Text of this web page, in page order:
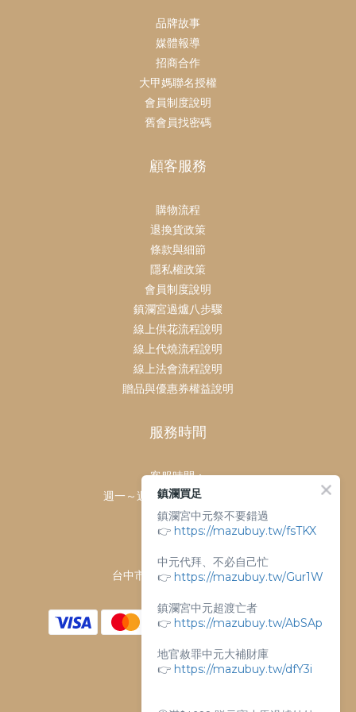
品牌故事
媒體報導
招商合作
大甲媽聯名授權
會員制度說明
舊會員找密碼
顧客服務
購物流程
退換貨政策
條款與細節
隱私權政策
會員制度說明
鎮瀾宮過爐八步驟
線上供花流程說明
線上代燒流程說明
線上法會流程說明
贈品與優惠券權益說明
服務時間
客服時間：
週一～週日 上午9點～下午6點
客服電話：
04-26763688
門市地址：
台中市大甲區順天路238號
鎮瀾買足
鎮瀾宮中元祭不要錯過
👉 https://mazubuy.tw/fsTKX
中元代拜、不必自己忙
👉 https://mazubuy.tw/Gur1W
鎮瀾宮中元超渡亡者
👉 https://mazubuy.tw/AbSAp
地官赦罪中元大補財庫
👉 https://mazubuy.tw/dfY3i